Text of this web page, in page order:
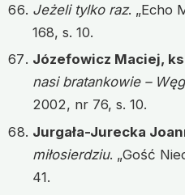
Jeżeli tylko raz. „Echo
168, s. 10.
Józefowicz Maciej,
nasi bratankowie –
2002, nr 76, s. 10.
Jurgała-Jurecka
miłosierdziu. „Gość
41.